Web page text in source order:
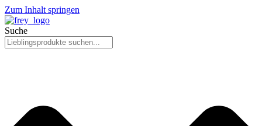
Zum Inhalt springen
Suche